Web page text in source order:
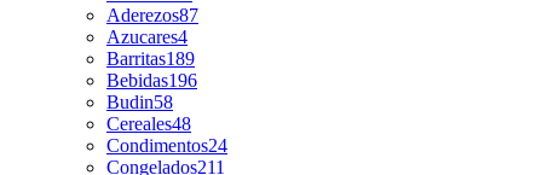
Aderezos87
Azucares4
Barritas189
Bebidas196
Budin58
Cereales48
Condimentos24
Congelados211